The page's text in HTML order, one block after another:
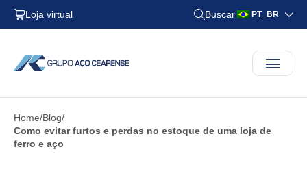
Loja virtual Buscar PT_BR
Home Blog
Como evitar furtos e perdas no estoque de uma loja de
ferro e aço